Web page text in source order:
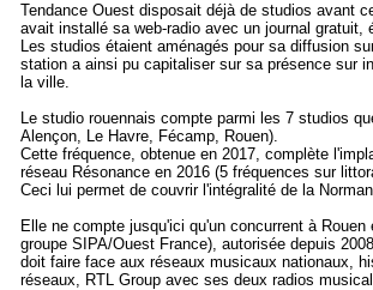
Tendance Ouest disposait déjà de studios avant
avait installé sa web-radio avec un journal
Les studios étaient aménagés pour sa diffusion
station a ainsi pu capitaliser sur sa présence sur
la ville.
Le studio rouennais compte parmi les 7 studios
Alençon, Le Havre, Fécamp, Rouen).
Cette fréquence, obtenue en 2017, complète
réseau Résonance en 2016 (5 fréquences sur
Ceci lui permet de couvrir l'intégralité de la
Elle ne compte jusqu'ici qu'un concurrent à
groupe SIPA/Ouest France), autorisée depuis
doit faire face aux réseaux musicaux nationaux,
réseaux, RTL Group avec ses deux radios